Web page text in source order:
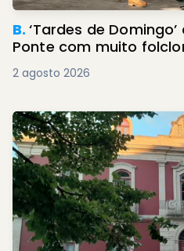
B.‘Tardes de
Ponte com muito
2 agosto 2026